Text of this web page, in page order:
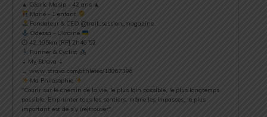
▲ Cédric Masip - 42 ans ▲
Marié - 1 enfant
Fondateur & CEO @trail_session_magazine
Odessa - Ukraine
⏱ 42.195km [RP] 2h46’52
Runner & Cyclist
⇣ My Strava ⇣
→ www.strava.com/athletes/18867396
Ma Philosophie
"Courir sur le chemin de la vie, le plus loin possible, le plus longtemps
possible. Emprunter tous les sentiers, même les impasses, le plus
important est de s’y (re)trouver".